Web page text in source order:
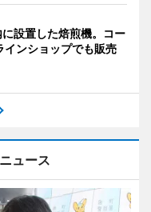
に設置した焙煎機。コー
インショップでも販売
ュース